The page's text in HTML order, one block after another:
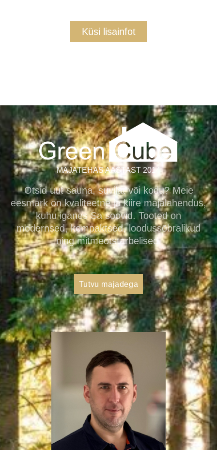
Küsi lisainfot
MAJATEHAS AASTAST 2014
Otsid uut sauna, suvilat või kodu? Meie
eesmärk on kvaliteetne ja kiire majalahendus,
kuhu iganes Sa soovid. Tooted on
modernsed, kompaktsed, loodussõbralikud
ning mitmeotstarbelised.
Tutvu majadega